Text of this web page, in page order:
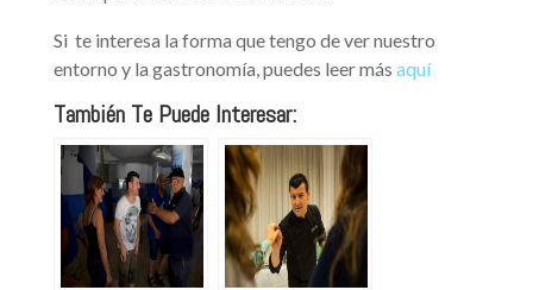
Si te interesa la forma que tengo de ver nuestro
entorno y la gastronomía, puedes leer más aquí
También Te Puede Interesar: